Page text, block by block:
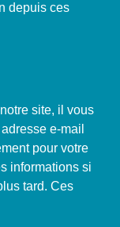
depuis ces
site, il vous
e-mail
pour votre
informations si
tard. Ces